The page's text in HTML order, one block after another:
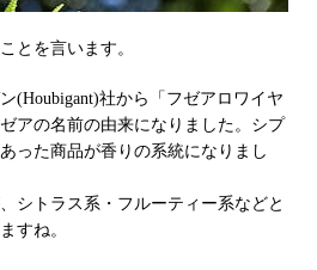
とを言います。
(Houbigant)社から「フゼアロワイヤ
アの名前の由来になりました。シプ
った商品が香りの系統になりまし
シトラス系・フルーティー系などと
すね。